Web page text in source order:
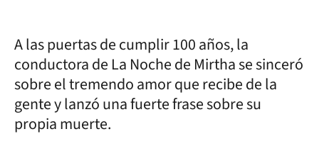
A las puertas de cumplir 100 años, la
conductora de La Noche de Mirtha se sinceró
sobre el tremendo amor que recibe de la
gente y lanzó una fuerte frase sobre su
propia muerte.